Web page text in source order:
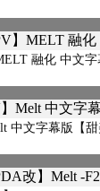
融化 中文字
中文字幕版【